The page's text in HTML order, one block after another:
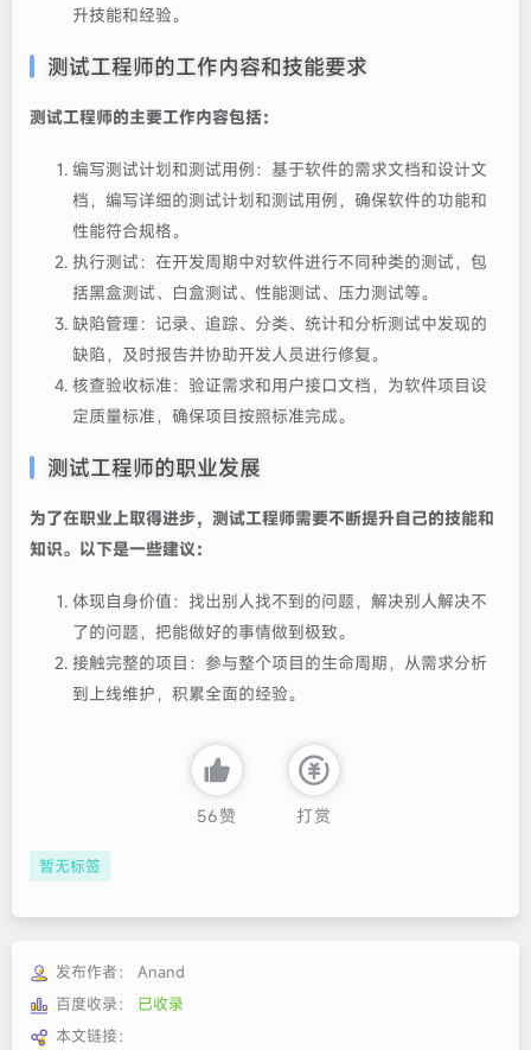
升技能和经验。
测试工程师的工作内容和技能要求‌
测试工程师的主要工作内容包括：
编写测试计划和测试用例‌：基于软件的需求文档和设计文
档，编写详细的测试计划和测试用例，确保软件的功能和
性能符合规格。
执行测试‌：在开发周期中对软件进行不同种类的测试，包
括黑盒测试、白盒测试、性能测试、压力测试等。
缺陷管理‌：记录、追踪、分类、统计和分析测试中发现的
缺陷，及时报告并协助开发人员进行修复。
核查验收标准‌：验证需求和用户接口文档，为软件项目设
定质量标准，确保项目按照标准完成。
测试工程师的职业发展‌
为了在职业上取得进步，测试工程师需要不断提升自己的技能和
知识。以下是一些建议：
体现自身价值‌：找出别人找不到的问题，解决别人解决不
了的问题，把能做好的事情做到极致。
接触完整的项目‌：参与整个项目的生命周期，从需求分析
到上线维护，积累全面的经验。
56赞 打赏
暂无标签
发布作者：
Anand
百度收录：
已收录
本文链接：